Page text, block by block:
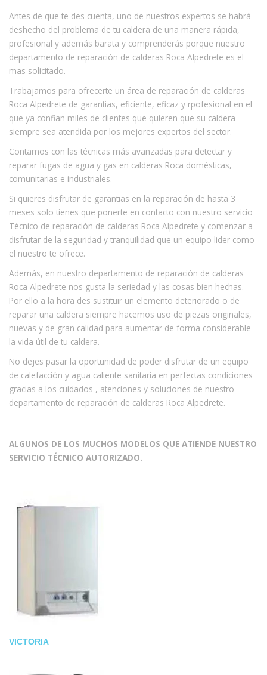
Antes de que te des cuenta, uno de nuestros expertos se habrá
deshecho del problema de tu caldera de una manera rápida,
profesional y además barata y comprenderás porque nuestro
departamento de reparación de calderas Roca Alpedrete es el
mas solicitado.
Trabajamos para ofrecerte un área de reparación de calderas
Roca Alpedrete de garantias, eficiente, eficaz y rpofesional en el
que ya confian miles de clientes que quieren que su caldera
siempre sea atendida por los mejores expertos del sector.
Contamos con las técnicas más avanzadas para detectar y
reparar fugas de agua y gas en calderas Roca domésticas,
comunitarias e industriales.
Si quieres disfrutar de garantias en la reparación de hasta 3
meses solo tienes que ponerte en contacto con nuestro servicio
Técnico de reparación de calderas Roca Alpedrete y comenzar a
disfrutar de la seguridad y tranquilidad que un equipo lider como
el nuestro te ofrece.
Además, en nuestro departamento de reparación de calderas
Roca Alpedrete nos gusta la seriedad y las cosas bien hechas.
Por ello a la hora des sustituir un elemento deteriorado o de
reparar una caldera siempre hacemos uso de piezas originales,
nuevas y de gran calidad para aumentar de forma considerable
la vida útil de tu caldera.
No dejes pasar la oportunidad de poder disfrutar de un equipo
de calefacción y agua caliente sanitaria en perfectas condiciones
gracias a los cuidados , atenciones y soluciones de nuestro
departamento de reparación de calderas Roca Alpedrete.
ALGUNOS DE LOS MUCHOS MODELOS QUE ATIENDE NUESTRO
SERVICIO TÉCNICO AUTORIZADO.
VICTORIA